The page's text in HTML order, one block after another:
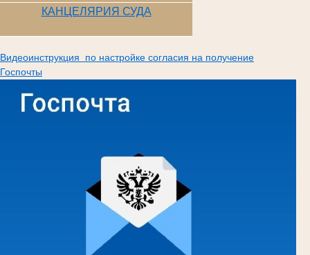
КАНЦЕЛЯРИЯ СУДА
Видеоинструкция по настройке согласия на получение
Госпочты